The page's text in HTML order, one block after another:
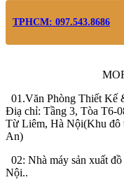
TPHCM: 097.543.8686
01.Văn Phòng Thiết Kế
Điạ chỉ: Tầng 3, Tòa T6-
Từ Liêm, Hà Nội(Khu đô
An)
02: Nhà máy sản xuất
Nội..